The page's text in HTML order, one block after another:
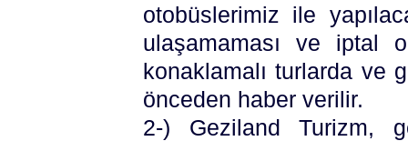
otobüslerimiz ile
ulaşamaması ve iptal
konaklamalı turlarda ve
önceden haber verilir.
2-) Geziland Turizm,